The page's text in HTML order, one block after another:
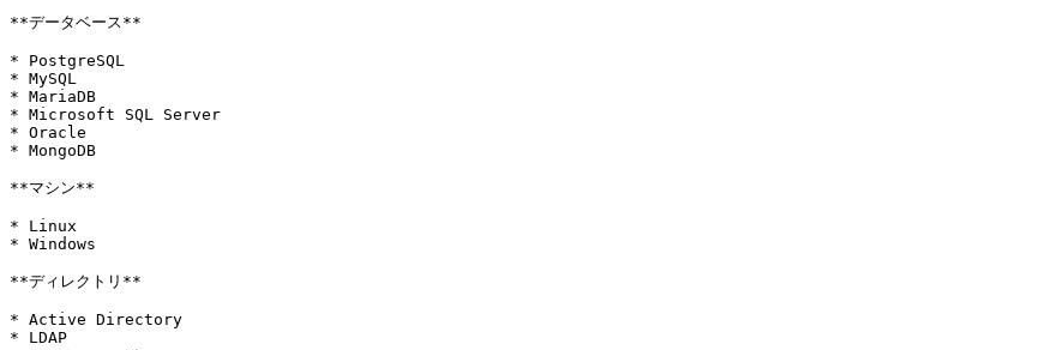
**データベース**
* PostgreSQL
* MySQL
* MariaDB
* Microsoft SQL Server
* Oracle
* MongoDB
**マシン**
* Linux
* Windows
**ディレクトリ**
* Active Directory
* LDAP